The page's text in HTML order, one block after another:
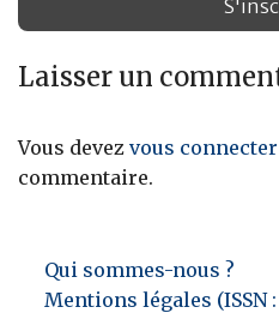
Laisser un
Vous devez vous connecter
commentaire.
Qui sommes-nous ?
Mentions légales (ISSN :